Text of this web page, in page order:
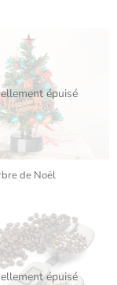
épuisé
de Noël
épuisé